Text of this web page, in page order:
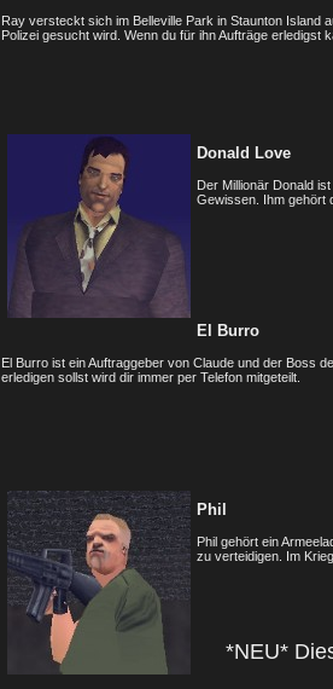
Ray versteckt sich im Belleville Park in Staunton Island
Polizei gesucht wird. Wenn du für ihn Aufträge erledigst
Donald Love
Der Millionär Donald
Gewissen. Ihm gehört
El Burro
El Burro ist ein Auftraggeber von Claude und der Boss
erledigen sollst wird dir immer per Telefon mitgeteilt.
Phil
Phil gehört ein
zu verteidigen. Im
*NEU*